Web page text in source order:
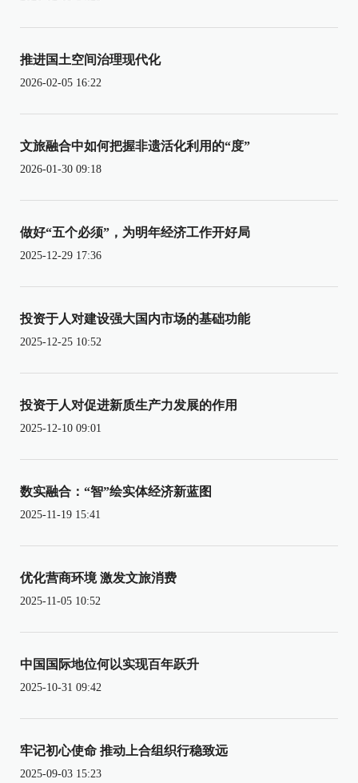
推进国土空间治理现代化
2026-02-05 16:22
文旅融合中如何把握非遗活化利用的“度”
2026-01-30 09:18
做好“五个必须”，为明年经济工作开好局
2025-12-29 17:36
投资于人对建设强大国内市场的基础功能
2025-12-25 10:52
投资于人对促进新质生产力发展的作用
2025-12-10 09:01
数实融合：“智”绘实体经济新蓝图
2025-11-19 15:41
优化营商环境 激发文旅消费
2025-11-05 10:52
中国国际地位何以实现百年跃升
2025-10-31 09:42
牢记初心使命 推动上合组织行稳致远
2025-09-03 15:23